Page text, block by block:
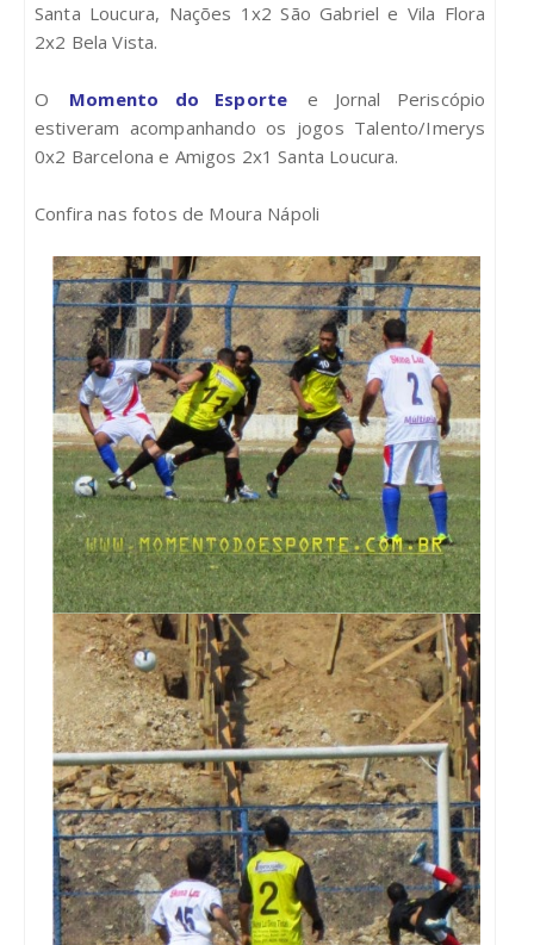
Santa Loucura, Nações 1x2 São Gabriel e Vila Flora
2x2 Bela Vista.
O Momento do Esporte
e Jornal Periscópio
estiveram acompanhando os jogos Talento/Imerys
0x2 Barcelona e Amigos 2x1 Santa Loucura.
Confira nas fotos de Moura Nápoli